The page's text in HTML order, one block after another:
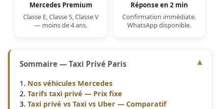
Mercedes Premium
Classe E, Classe S, Classe V
— moins de 4 ans.
Réponse en 2 min
Confirmation immédiate.
WhatsApp disponible.
Sommaire — Taxi Privé Paris
Nos véhicules Mercedes
Tarifs taxi privé — Prix fixe
Taxi privé vs Taxi vs Uber — Comparatif